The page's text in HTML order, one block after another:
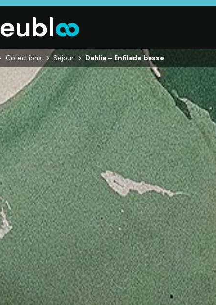
SÉJOUR
Enfilades,
Tables, Chaises,
Meubles TV,
Meubles de
complément
CHAMBRE
Dressings,
Armoires, Lits,
Chevets,
Commodes
LITERIE
Matelas,
Sommiers,
Literies
électriques,
Linge de maison
Collections Séjour Dahlia – Enfilade basse